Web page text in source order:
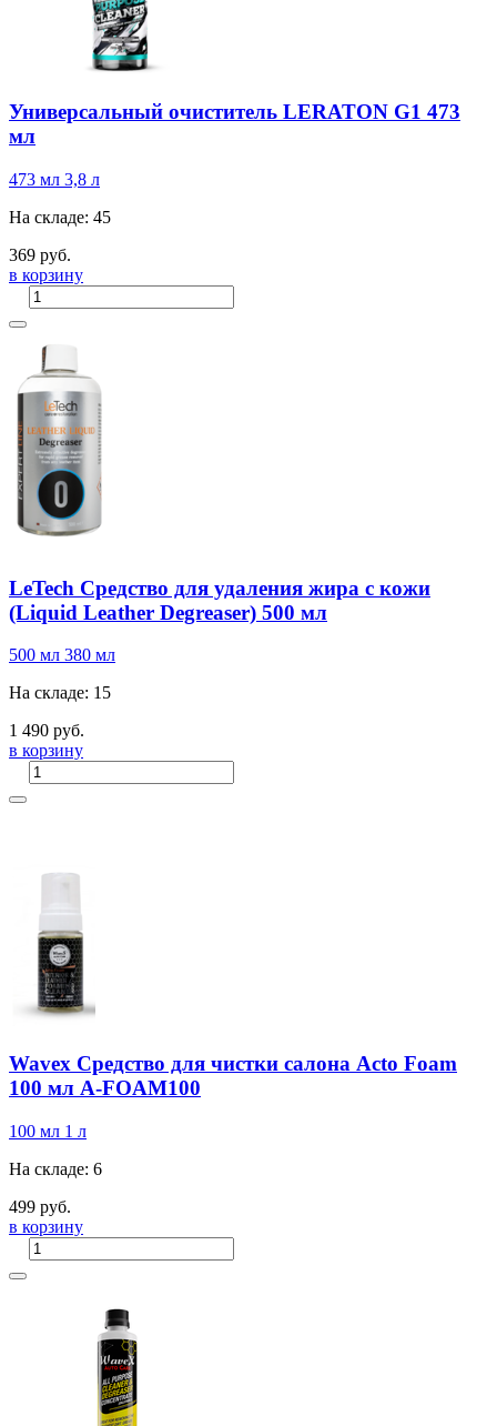
Универсальный очиститель LERATON G1 473
мл
473 мл 3,8 л
На складе: 45
369 руб.
в корзину
LeTech Средство для удаления жира с кожи
(Liquid Leather Degreaser) 500 мл
500 мл 380 мл
На складе: 15
1 490 руб.
в корзину
Wavex Средство для чистки салона Acto Foam
100 мл A-FOAM100
100 мл 1 л
На складе: 6
499 руб.
в корзину